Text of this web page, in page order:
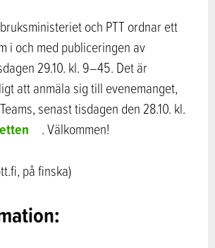
och PTT ordnar ett
i och med publiceringen av
29.10. kl. 9–45. Det är
att anmäla sig till evenemanget,
senast tisdagen den 28.10. kl.
. Välkommen!
på finska)